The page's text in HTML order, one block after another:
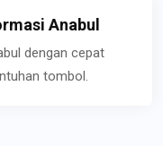
Anabul
dengan cepat
tombol.